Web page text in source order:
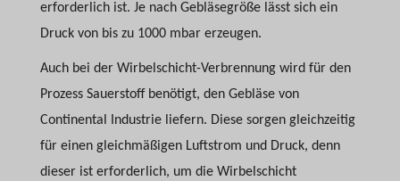
erforderlich ist. Je nach Gebläsegröße lässt sich ein
Druck von bis zu 1000 mbar erzeugen.
Auch bei der Wirbelschicht-Verbrennung wird für den
Prozess Sauerstoff benötigt, den Gebläse von
Continental Industrie liefern. Diese sorgen gleichzeitig
für einen gleichmäßigen Luftstrom und Druck, denn
dieser ist erforderlich, um die Wirbelschicht